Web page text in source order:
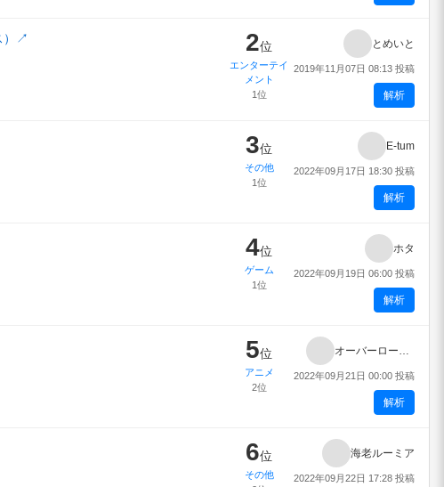
↗ 2位
エンターテイ
メント
1位
とめいと
2019年11月07日 08:13 投稿
解析
3位
その他
1位
E-tum
2022年09月17日 18:30 投稿
解析
4位
ゲーム
1位
ホタ
2022年09月19日 06:00 投稿
解析
5位
アニメ
2位
オーバーロードIV
2022年09月21日 00:00 投稿
解析
6位
その他
海老ルーミア
2022年09月22日 17:28 投稿